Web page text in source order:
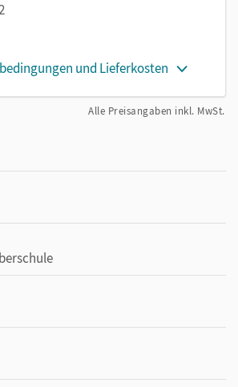
und Lieferkosten
Alle Preisangaben inkl. MwSt.